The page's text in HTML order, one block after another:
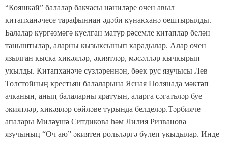
“Кояшкай” балалар бакчасы нәниләре өчен авыл
китапханәчесе тарафыннан әдәби кунакханә оештырылды.
Балалар күргәзмәгә куелган матур рәсемле китаплар белән
таныштылар, аларны кызыксынып карадылар. Алар өчен
язылган кыска хикәяләр, әкиятләр, мәсәлләр кычкырып
укылды. Китапханәче сүзләреннән, бөек рус язучысы Лев
Толстойның крестьян балаларына Ясная Полянада мәктәп
ачканын, аның балаларны яратуын, аларга сәгатьләр буе
әкиятләр, хикәяләр сөйләве турында белделәр.Тәрбияче
апалары Миләүшә Ситдикова һәм Лилия Ризванова
язучының “Өч аю” әкиятен рольләргә бүлеп укыдылар. Инде